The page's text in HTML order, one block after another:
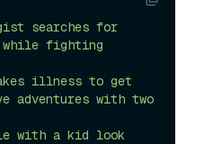
searches for
fighting
illness to get
adventures with two
with a kid look